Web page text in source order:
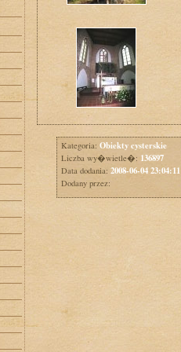
Kategoria: Obiekty cysterskie
Liczba wy�wietle�: 136897
Data dodania: 2008-06-04 23:04:11
Dodany przez: